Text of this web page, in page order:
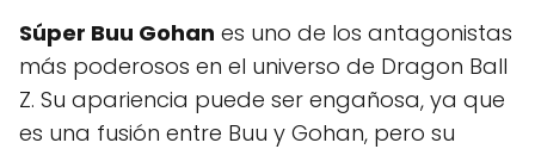
Súper Buu Gohan es uno de los antagonistas
más poderosos en el universo de Dragon Ball
Z. Su apariencia puede ser engañosa, ya que
es una fusión entre Buu y Gohan, pero su